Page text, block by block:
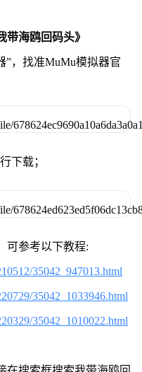
海鸥回码头》
”，找准MuMu模拟器官
下载；
可参考以下教程:
35042_947013.html
35042_1033946.html
35042_1010022.html